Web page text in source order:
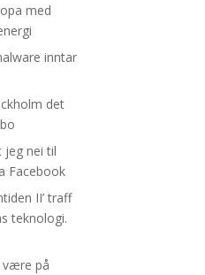
med
inntar
det
jeg nei til
Facebook
II’ traff
teknologi.
være på